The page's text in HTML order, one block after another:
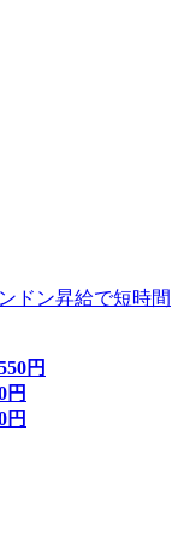
ドン昇給で短時間
円
円
円